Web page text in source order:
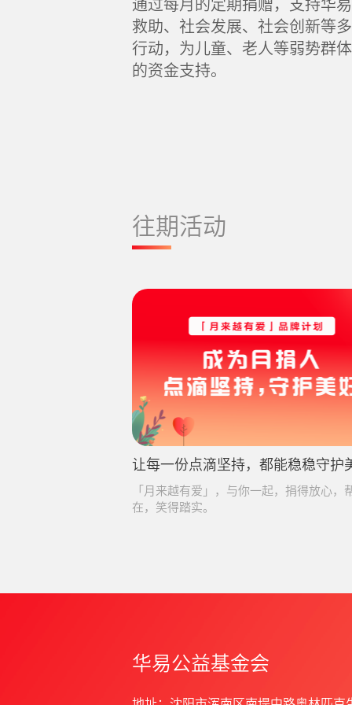
救助、社会发展、社会创新等
行动，为儿童、老人等弱势群
的资金支持。
往期活动
让每一份点滴坚持，都能稳稳守护
「月来越有爱」，与你一起，捐得放心，
在，笑得踏实。
华易公益基金会